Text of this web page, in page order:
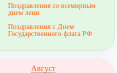
Поздравления со всемирным
днем лени
Поздравления с Днем
Государственного флага РФ
Август